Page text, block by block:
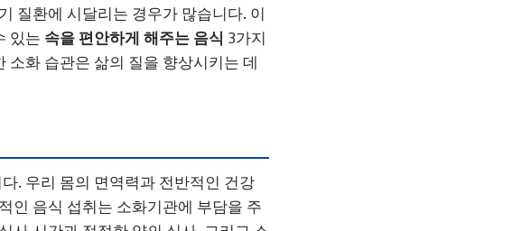
질환에 시달리는 경우가 많습니다. 이
있는 속을 편안하게 해주는 음식 3가지
소화 습관은 삶의 질을 향상시키는 데
. 우리 몸의 면역력과 전반적인 건강
인 음식 섭취는 소화기관에 부담을 주